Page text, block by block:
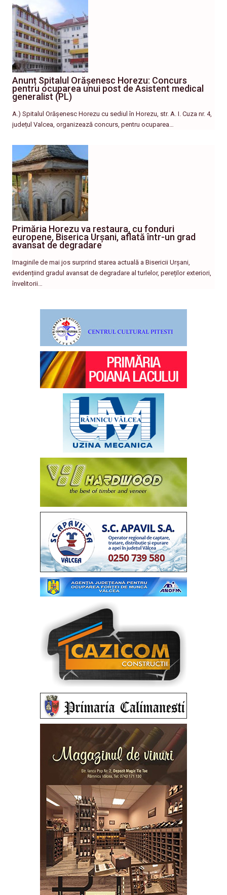
Anunț Spitalul Orășenesc Horezu: Concurs
pentru ocuparea unui post de Asistent medical
generalist (PL)
A.) Spitalul Orășenesc Horezu cu sediul în Horezu, str. A. I. Cuza nr. 4,
județul Valcea, organizează concurs, pentru ocuparea…
Primăria Horezu va restaura, cu fonduri
europene, Biserica Urșani, aflată într-un grad
avansat de degradare
Imaginile de mai jos surprind starea actuală a Bisericii Urșani,
evidențiind gradul avansat de degradare al turlelor, pereților exteriori,
învelitorii…